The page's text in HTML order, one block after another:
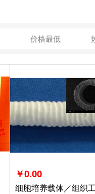
价格最低
￥0.00